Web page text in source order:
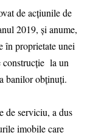
de acțiunile de
2019, și anume,
în proprietate unei
construcție la un
banilor obținuți.
de serviciu, a dus
imobile care